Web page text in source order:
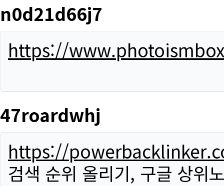
n0d21d66j7
https://
47roardwhj
https://
검색 순위 올리기, 구글 상위